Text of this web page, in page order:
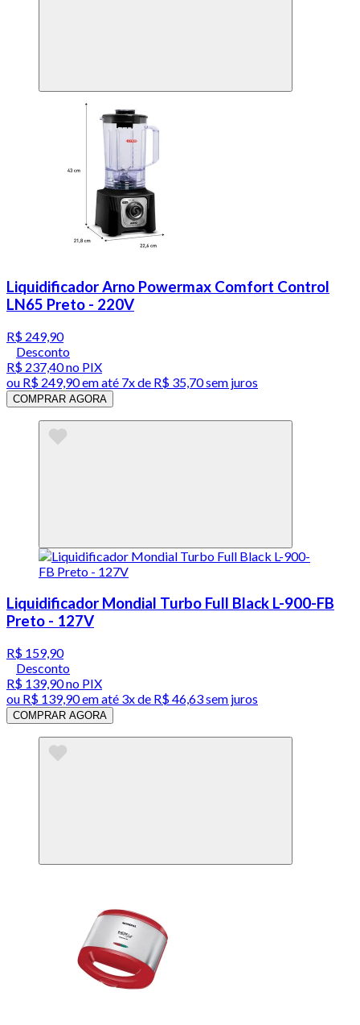
Liquidificador Arno Powermax Comfort Control
LN65 Preto - 220V
R$ 249,90
Desconto
R$ 237,40no PIX
ou R$ 249,90em até 7x de R$ 35,70 sem juros
COMPRAR AGORA
Liquidificador Mondial Turbo Full Black L-900-FB
Preto - 127V
R$ 159,90
Desconto
R$ 139,90no PIX
ou R$ 139,90em até 3x de R$ 46,63 sem juros
COMPRAR AGORA